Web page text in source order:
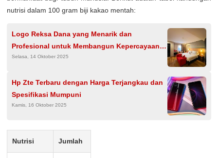
nutrisi dalam 100 gram biji kakao mentah:
Logo Reksa Dana yang Menarik dan
Profesional untuk Membangun Kepercayaan
Investor
Selasa, 14 Oktober 2025
Hp Zte Terbaru dengan Harga Terjangkau dan
Spesifikasi Mumpuni
Kamis, 16 Oktober 2025
Nutrisi Jumlah